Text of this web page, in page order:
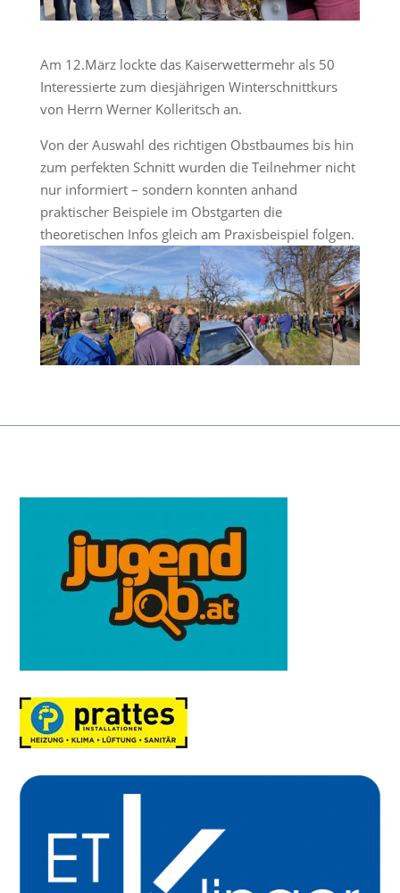
Am 12.März lockte das Kaiserwettermehr als 50
Interessierte zum diesjährigen Winterschnittkurs
von Herrn Werner Kolleritsch an.
Von der Auswahl des richtigen Obstbaumes bis hin
zum perfekten Schnitt wurden die Teilnehmer nicht
nur informiert – sondern konnten anhand
praktischer Beispiele im Obstgarten die
theoretischen Infos gleich am Praxisbeispiel folgen.